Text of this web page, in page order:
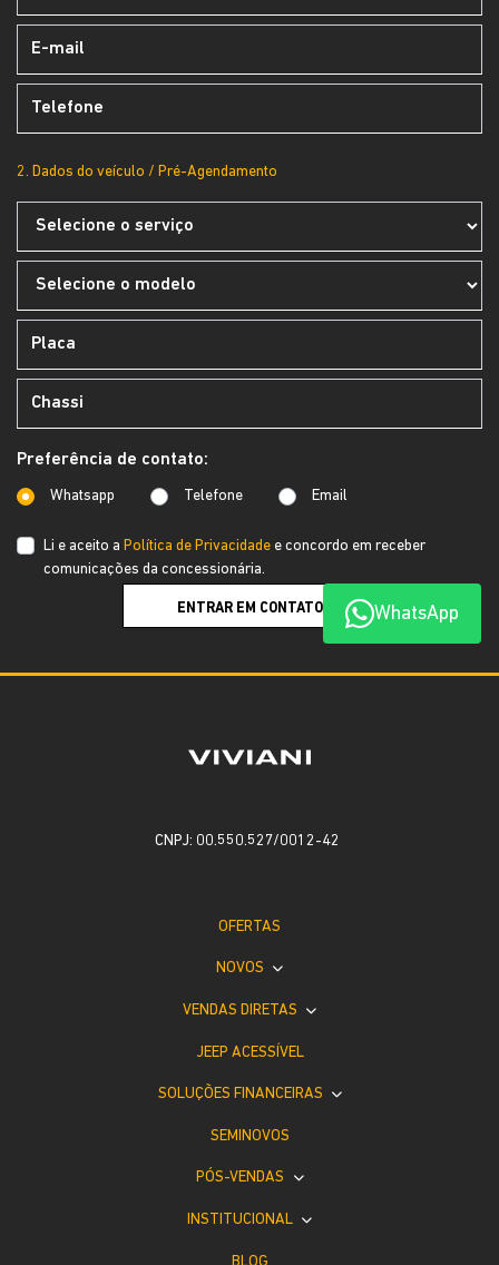
2. Dados do veículo / Pré-Agendamento
Preferência de contato:
Whatsapp Telefone Email
Li e aceito a Política de Privacidade e concordo em receber
comunicações da concessionária.
ENTRAR EM CONTATO WhatsApp
CNPJ: 00.550.527/0012-42
OFERTAS
NOVOS
VENDAS DIRETAS
JEEP ACESSÍVEL
SOLUÇÕES FINANCEIRAS
SEMINOVOS
PÓS-VENDAS
INSTITUCIONAL